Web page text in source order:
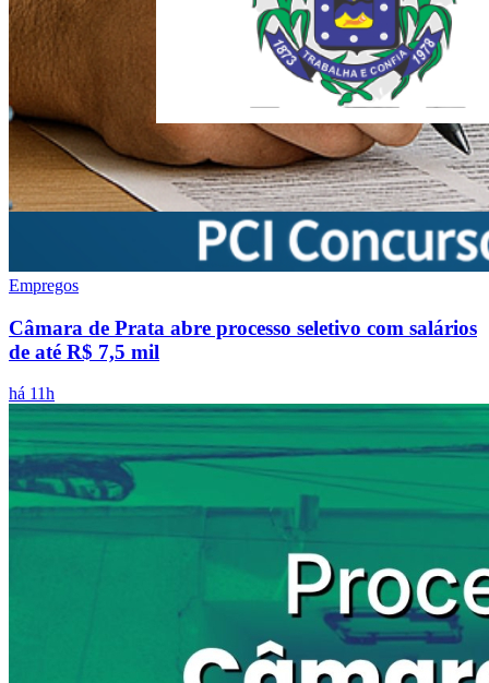
Empregos
Câmara de Prata abre processo seletivo com salários
de até R$ 7,5 mil
há 11h